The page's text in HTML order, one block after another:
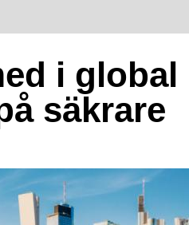
i global
säkrare